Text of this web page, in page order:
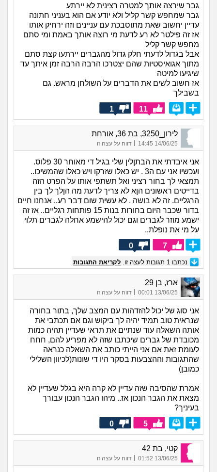
גבר שירצה אותך למטרה רצינית לא יירתע
גבר שמחפש קשר קליל ולא יודע אם הוא בעניני חתונה
עדיין יחשוב שאת מתוסבכת עם עניינים וזה ירחיק אותו
אז זה פילטר לא רע לדעת מי רוצה אותך באמת ומי סתם
מחפש קשר קליל
אבל בגדול לדעתי חלק גדול מהגברים יירתעו קצת סתם
מתוך אגואיסטיות שהם יצטרכו הרבה הרבה זמן איתך עד
שיגיעו למיטה
אז חשוב לשים את הדברים על השולחן מראש. גם
בשבילך
11
1
לירון_3250, בת 36, אורחת
14/06/25 14:45
| דווח על עצה זו
אני איבדתי את הבתןלין שלי בגיל די מאוחר 30 פלוס.
ועכשיו אני עם ה3 . יש כאלו שזרקו ויש כאלו שהמשיכו..
תמצאי לך בחור רציני ואל תשתפי אותו על הפרט הזה
בדייטים ראשונים הןא לא צריך לדעת מה הןלך לך בין
הרגליים. זה לא בושה . לא עשית שום דבר רע.. אנחנו חיים
בדור שכבר היום בחורות בנות 15 פותחות רגליים.. אז זה
ישמע מוזר לגברים וגם יכול להישמע אחלה לגברים תלוי
על מי את נופלת..
7
0
נכתבו 1 תגובות לעצה זו. לקריאת התגובות
ארז, בן 29
13/06/25 00:01 דווח על עצה זו
אני סוג של יכול להזדהות עם המצב שלך, בתור בחורה
שנראית טוב תמיד יהיה לך ביקוש וגם אם תכתבי את
אותה השאלה עוד שנתיים את תראי שעדיין תהיה כמות
מכובדת של גברים שיכתבו שזה לא מפריע להם, חחח
לעומת זאת אם אני הייתי כותב את השאלה כנראה
שהתגובות וההצבעות בסקר היו די שונות(לכיוון השלילי
כמובן)
אמרת שהסיבה שזה עדיין לא קרה היא בגלל שעדיין לא
מצאת את הגבר הנכון אז.. מיהו הגבר הנכון עבורך
בעיניך?
5
0
קטי, בת 42
13/06/25 01:52 דווח על עצה זו